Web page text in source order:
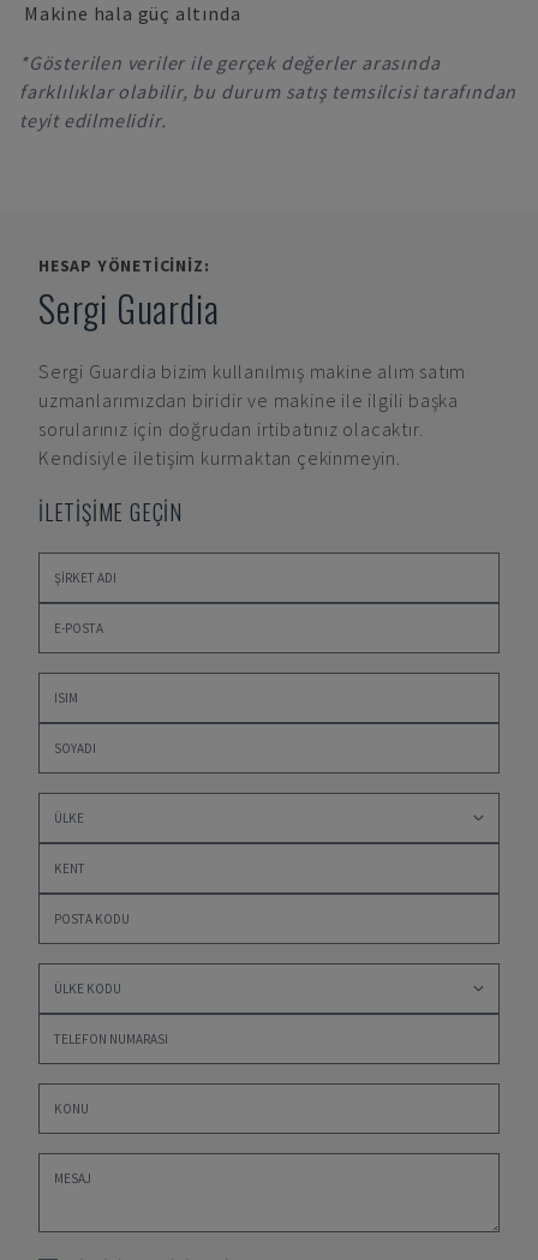
Makine hala güç altında
*Gösterilen veriler ile gerçek değerler arasında
farklılıklar olabilir, bu durum satış temsilcisi tarafından
teyit edilmelidir.
HESAP YÖNETICINIZ:
Sergi Guardia
Sergi Guardia bizim kullanılmış makine alım satım
uzmanlarımızdan biridir ve makine ile ilgili başka
sorularınız için doğrudan irtibatınız olacaktır.
Kendisiyle iletişim kurmaktan çekinmeyin.
İLETİŞİME GEÇİN